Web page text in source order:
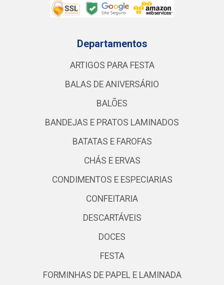
Departamentos
ARTIGOS PARA FESTA
BALAS DE ANIVERSÁRIO
BALÕES
BANDEJAS E PRATOS LAMINADOS
BATATAS E FAROFAS
CHÁS E ERVAS
CONDIMENTOS E ESPECIARIAS
CONFEITARIA
DESCARTÁVEIS
DOCES
FESTA
FORMINHAS DE PAPEL E LAMINADA